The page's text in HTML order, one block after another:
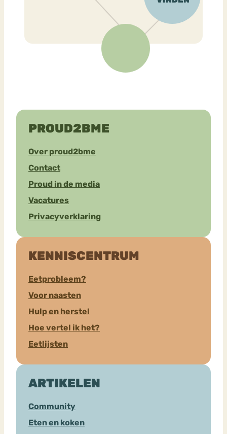
PROUD2BME
Over proud2bme
Contact
Proud in de media
Vacatures
Privacyverklaring
KENNISCENTRUM
Eetprobleem?
Voor naasten
Hulp en herstel
Hoe vertel ik het?
Eetlijsten
ARTIKELEN
Community
Eten en koken